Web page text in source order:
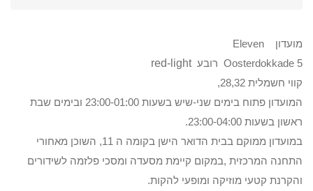
מועדון Eleven
Oosterdokkade 5 רובע
red-light
קווי חשמלית 28,32,
המועדון פתוח בימים שני-שיש בשעות 23:00-01:00 ובימים שבת
ראשון בשעות 23:00-04:00.
במועדון ממוקם בבית הדואר הישן בקומה ה 11, השוכן מאחורי
התחנה המרכזית ,במקום קיימת מסעדה ומסכי פלזמה לשידורים
והקרנת קטעי מוזיקה ומופעי להקות.